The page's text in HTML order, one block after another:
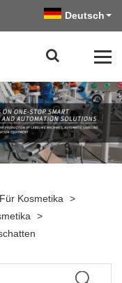
Deutsch
Kosmetika
>
>